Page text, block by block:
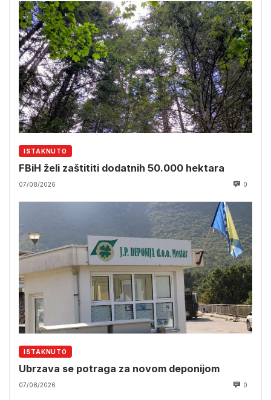
ISTAKNUTO
FBiH želi zaštititi dodatnih 50.000 hektara
07/08/2026 0
ISTAKNUTO
Ubrzava se potraga za novom deponijom
07/08/2026 0